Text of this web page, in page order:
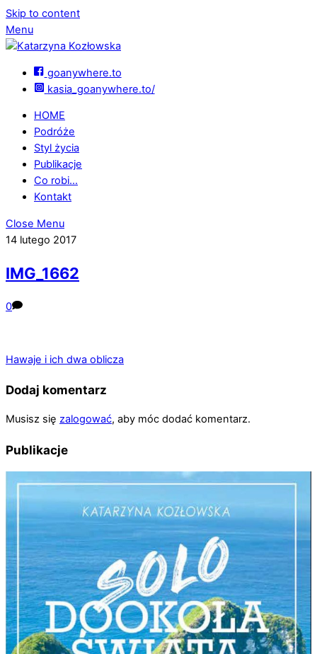
Skip to content
Menu
goanywhere.to
kasia_goanywhere.to/
HOME
Podróże
Styl życia
Publikacje
Co robi…
Kontakt
Close Menu
14 lutego 2017
IMG_1662
0
Hawaje i ich dwa oblicza
Dodaj komentarz
Musisz się zalogować, aby móc dodać komentarz.
Publikacje